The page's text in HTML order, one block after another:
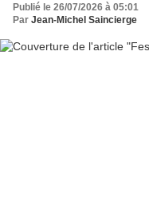
Publié le 26/07/2026 à 05:01
Par Jean-Michel Saincierge